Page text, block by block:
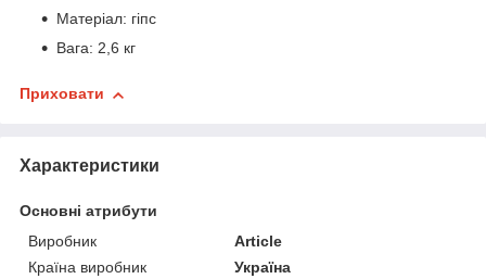
Матеріал: гіпс
Вага: 2,6 кг
Приховати
Характеристики
Основні атрибути
Виробник
Article
Країна виробник
Україна